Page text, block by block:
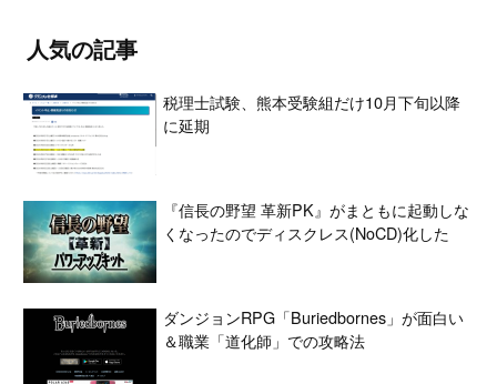
人気の記事
税理士試験、熊本受験組だけ10月下旬以降
に延期
『信長の野望 革新PK』がまともに起動しな
くなったのでディスクレス(NoCD)化した
ダンジョンRPG「Buriedbornes」が面白い
＆職業「道化師」での攻略法